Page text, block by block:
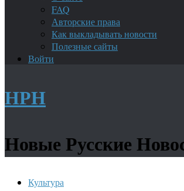
FAQ
Авторские права
Как выкладывать новости
Полезные сайты
Войти
НРН
Новые Русские
Культура